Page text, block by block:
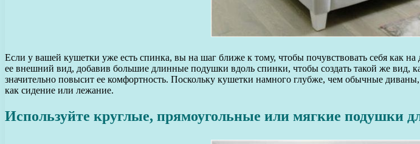
Если у вашей кушетки уже есть спинка, вы на шаг ближе к тому, чтобы почувствовать себя как
ее внешний вид, добавив большие длинные подушки вдоль спинки, чтобы создать такой же вид,
значительно повысит ее комфортность. Поскольку кушетки намного глубже, чем обычные
как сидение или лежание.
Используйте круглые, прямоугольные или мягкие подушки